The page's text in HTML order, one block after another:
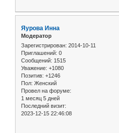
Яурова Инна
Модератор
Зарегистрирован: 2014-10-11
Приглашений: 0
Сообщений: 1515
Уважение: +1080
Позитив: +1246
Пол: Женский
Провел на форуме:
1 месяц 5 дней
Последний визит:
2023-12-15 22:46:08